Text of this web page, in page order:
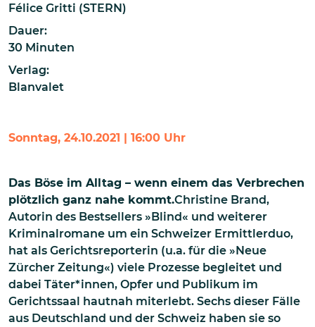
Félice Gritti (STERN)
Dauer:
30 Minuten
Verlag:
Blanvalet
Sonntag, 24.10.2021 | 16:00 Uhr
Das Böse im Alltag – wenn einem das Verbrechen
plötzlich ganz nahe kommt.Christine Brand,
Autorin des Bestsellers »Blind« und weiterer
Kriminalromane um ein Schweizer Ermittlerduo,
hat als Gerichtsreporterin (u.a. für die »Neue
Zürcher Zeitung«) viele Prozesse begleitet und
dabei Täter*innen, Opfer und Publikum im
Gerichtssaal hautnah miterlebt. Sechs dieser Fälle
aus Deutschland und der Schweiz haben sie so